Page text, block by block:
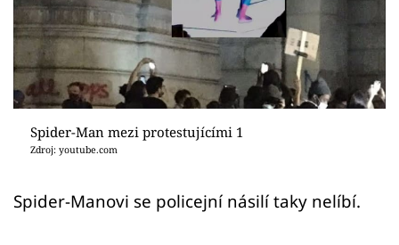
Videa
Sledujte prima+
Přihlášení
Sledujte nás
Spider-Man mezi protestujícími 1
Zdroj: youtube.com
Spider-Manovi se policejní násilí taky nelíbí.